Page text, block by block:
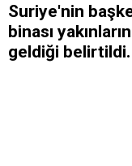
Suriye'nin
binası
geldiği belirtildi.